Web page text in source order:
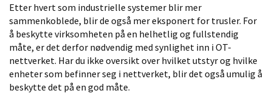
Etter hvert som industrielle systemer blir mer
sammenkoblede, blir de også mer eksponert for trusler. For
å beskytte virksomheten på en helhetlig og fullstendig
måte, er det derfor nødvendig med synlighet inn i OT-
nettverket. Har du ikke oversikt over hvilket utstyr og hvilke
enheter som befinner seg i nettverket, blir det også umulig å
beskytte det på en god måte.